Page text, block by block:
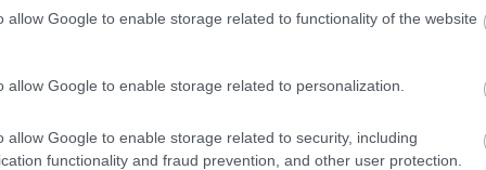
allow Google to enable storage related to functionality of the website
allow Google to enable storage related to personalization.
allow Google to enable storage related to security, including
functionality and fraud prevention, and other user protection.
padlólemeze is sérült, a finn végül a 13.
az F1-ben. A tízszeres futamgyőztes
még belefér, hogy utolsó legyen a
képest viszont már most is van egy ellenfél,
legalább eljutni a kockás zászlóig.